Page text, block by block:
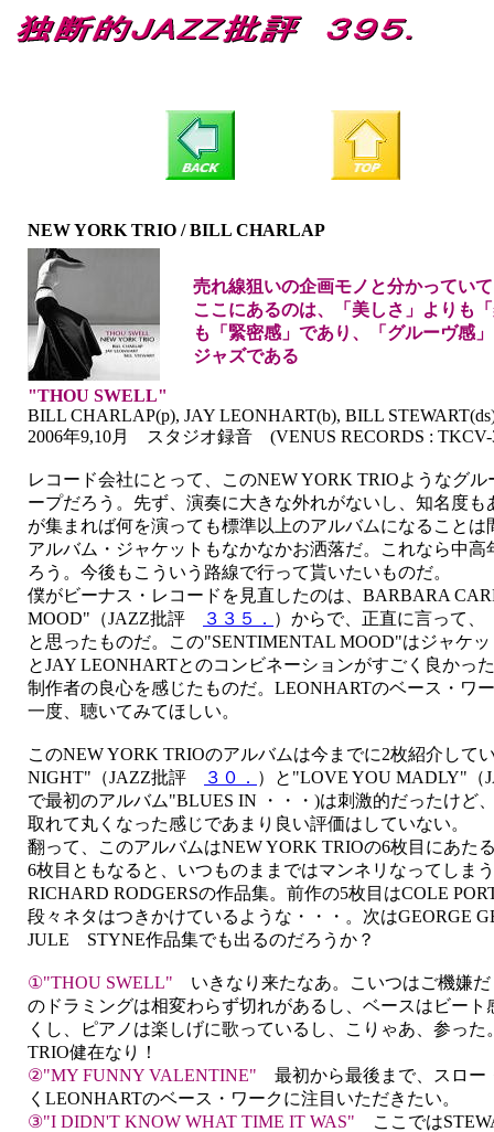
NEW YORK TRIO / BILL CHARLAP
売れ線狙いの企画モノと分かってい
ここにあるのは、「美しさ」よりも
も「緊密感」であり、「グルーヴ感
ジャズである
"THOU SWELL"
BILL CHARLAP(p), JAY LEONHART(b), BILL
2006年9,10月 スタジオ録音 (VENUS RECORDS : TKCV-
レコード会社にとって、このNEW YORK TRIOようなグ
ープだろう。先ず、演奏に大きな外れがないし、知名度
が集まれば何を演っても標準以上のアルバムになること
アルバム・ジャケットもなかなかお洒落だ。これなら中
ろう。今後もこういう路線で行って貰いたいものだ。
僕がビーナス・レコードを見直したのは、BARBARA
MOOD"（JAZZ批評
３３５． ）からで、正直に言って
と思ったものだ。この"SENTIMENTAL MOOD"はジャケ
とJAY LEONHARTとのコンビネーションがすごく良かっ
制作者の良心を感じたものだ。LEONHARTのベース・ワ
一度、聴いてみてほしい。
このNEW YORK TRIOのアルバムは今までに2枚紹介して
NIGHT"（JAZZ批評
３０． ）と"LOVE YOU MADLY"
で最初のアルバム"BLUES IN ・・・)は刺激的だったけど
取れて丸くなった感じであまり良い評価はしていない。
翻って、このアルバムはNEW YORK TRIOの6枚目にあた
6枚目ともなると、いつものままではマンネリなってしま
RICHARD RODGERSの作品集。前作の5枚目はCOLE
段々ネタはつきかけているような・・・。次はGEORGE
JULE STYNE作品集でも出るのだろうか？
①"THOU SWELL" いきなり来たなあ。こいつはご機嫌だ
のドラミングは相変わらず切れがあるし、ベースはビート
くし、ピアノは楽しげに歌っているし、こりゃあ、参っ
TRIO健在なり！
②"MY FUNNY VALENTINE" 最初から最後まで、スロー
くLEONHARTのベース・ワークに注目いただきたい。
③"I DIDN'T KNOW WHAT TIME IT WAS" ここでは